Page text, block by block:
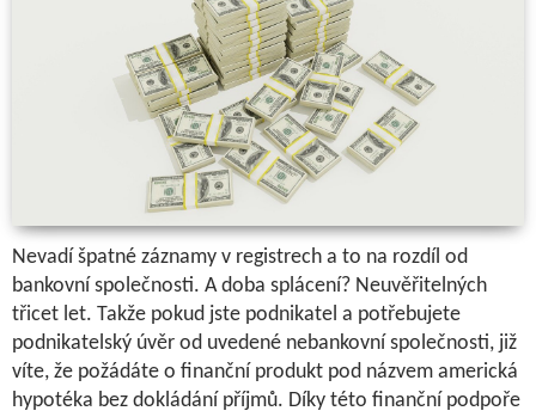
Nevadí špatné záznamy v registrech a to na rozdíl od
bankovní společnosti. A doba splácení? Neuvěřitelných
třicet let. Takže pokud jste podnikatel a potřebujete
podnikatelský úvěr od uvedené nebankovní společnosti, již
víte, že požádáte o finanční produkt pod názvem americká
hypotéka bez dokládání příjmů. Díky této finanční podpoře